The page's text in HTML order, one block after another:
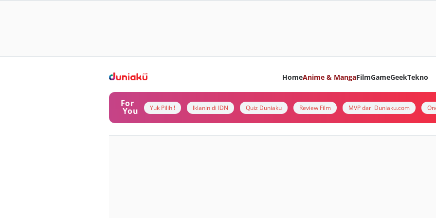
HomeAnime & MangaFilmGameGeekTekno
For
You Yuk Pilih ! Iklanin di IDN Quiz Duniaku Review Film MVP dari Duniaku.com